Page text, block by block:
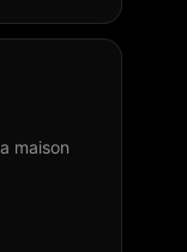
maison